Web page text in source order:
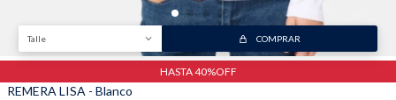
Talle COMPRAR
HASTA 40%OFF
REMERA LISA - Blanco